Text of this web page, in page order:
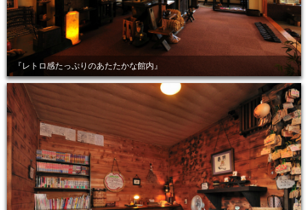
『レトロ感たっぷりのあたたかな館内』